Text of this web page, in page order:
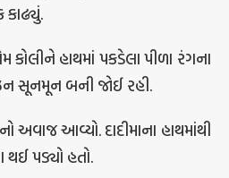
કાઢ્યું.
હાથમાં પકડેલા પીળા રંગના
સૂનમૂન બની જોઈ રહી.
અવાજ આવ્યો. દાદીમાના હાથમાંથી
પડ્યો હતો.